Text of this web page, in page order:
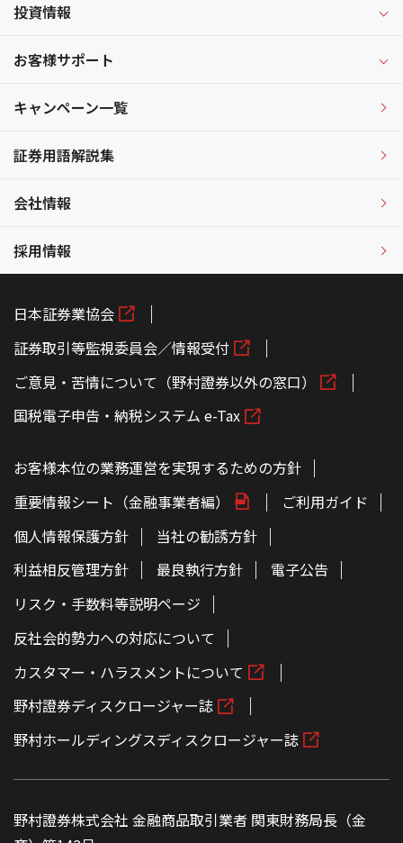
投資情報
お客様サポート
キャンペーン一覧
証券用語解説集
会社情報
採用情報
日本証券業協会
証券取引等監視委員会／情報受付
ご意見・苦情について（野村證券以外の窓口）
国税電子申告・納税システム e-Tax
お客様本位の業務運営を実現するための方針
重要情報シート（金融事業者編）
ご利用ガイド
個人情報保護方針
当社の勧誘方針
利益相反管理方針
最良執行方針
電子公告
リスク・手数料等説明ページ
反社会的勢力への対応について
カスタマー・ハラスメントについて
野村證券ディスクロージャー誌
野村ホールディングスディスクロージャー誌
野村證券株式会社 金融商品取引業者 関東財務局長（金